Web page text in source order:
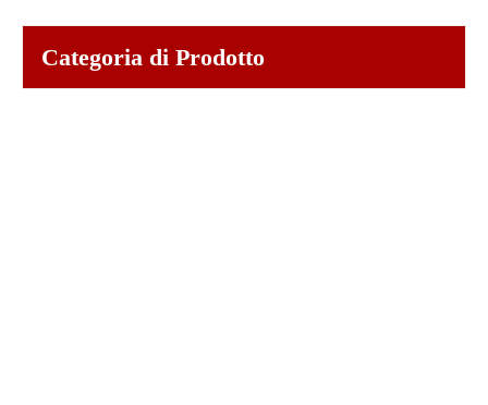
Categoria di Prodotto